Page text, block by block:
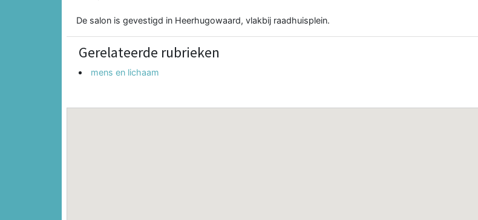
De salon is gevestigd in Heerhugowaard, vlakbij raadhuisplein.
Gerelateerde rubrieken
mens en lichaam